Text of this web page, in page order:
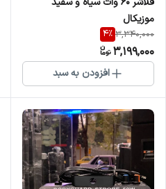
موزیکال
3,340,000
4%
3,199,000
افزودن به سبد